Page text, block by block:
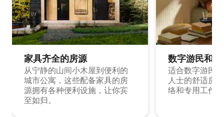
家具齐全的房源
从宁静的山间小木屋到便利的
城市公寓，这些配备家具的房
源拥有各种便利设施，让你宾
至如归。
数字游民和
适合数字游民
人士的舒适房
络和专用工作